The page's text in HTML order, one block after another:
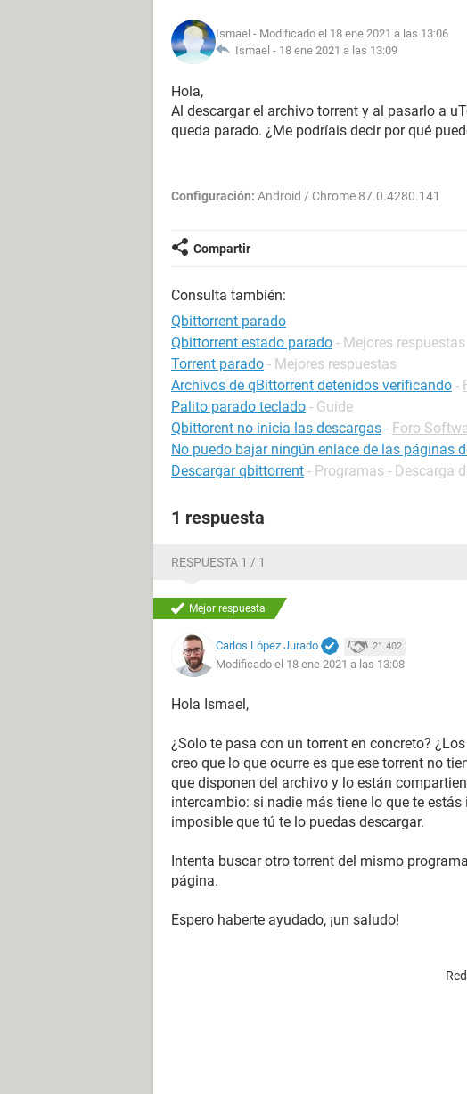
Ismael - Modificado el 18 ene 2021 a las 13:06
Ismael - 18 ene 2021 a las 13:09
Hola,
Al descargar el archivo torrent y al pasarlo a
queda parado. ¿Me podríais decir por qué
Configuración: Android / Chrome 87.0.4280.141
Compartir
Consulta también:
Qbittorrent parado
Qbittorrent estado parado - Mejores respuestas
Torrent parado - Mejores respuestas
Archivos de qBittorrent detenidos verificando -
Palito parado teclado - Guide
Qbittorent no inicia las descargas - Foro
No puedo bajar ningún enlace de las páginas
Descargar qbittorrent - Programas - Descarga
1 respuesta
RESPUESTA 1 / 1
Mejor respuesta
Carlos López Jurado 21.402
Modificado el 18 ene 2021 a las 13:08
Hola Ismael,
¿Solo te pasa con un torrent en concreto?
creo que lo que ocurre es que ese torrent no
que disponen del archivo y lo están
intercambio: si nadie más tiene lo que te
imposible que tú te lo puedas descargar.
Intenta buscar otro torrent del mismo
página.
Espero haberte ayudado, ¡un saludo!